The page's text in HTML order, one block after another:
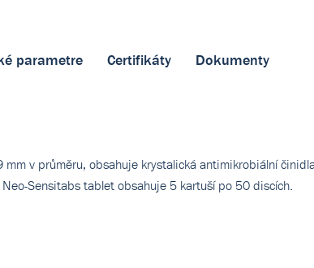
parametre Certifikáty Dokumenty
mm v průměru, obsahuje krystalická antimikrobiální
Sensitabs tablet obsahuje 5 kartuší po 50 discích.